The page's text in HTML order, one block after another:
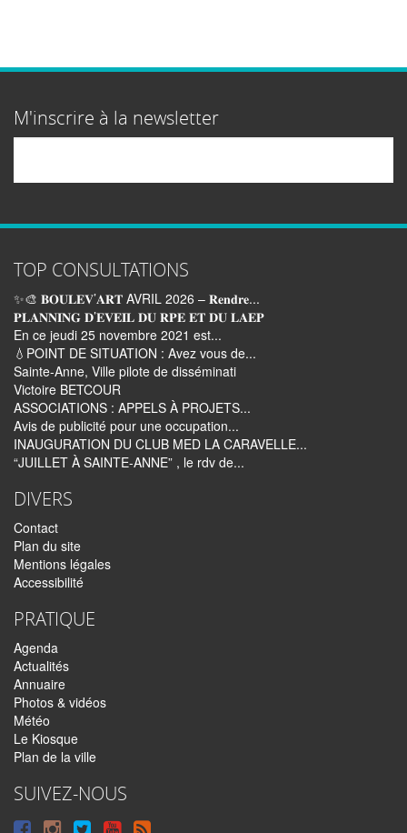
M'inscrire à la newsletter
TOP CONSULTATIONS
✨🎨 𝐁𝐎𝐔𝐋𝐄𝐕’𝐀𝐑𝐓 AVRIL 2026 – 𝐑𝐞𝐧𝐝𝐫𝐞...
𝐏𝐋𝐀𝐍𝐍𝐈𝐍𝐆 𝐃’𝐄𝐕𝐄𝐈𝐋 𝐃𝐔 𝐑𝐏𝐄 𝐄𝐓 𝐃𝐔 𝐋𝐀𝐄𝐏
En ce jeudi 25 novembre 2021 est...
💧POINT DE SITUATION : Avez vous de...
Sainte-Anne, Ville pilote de disséminati
Victoire BETCOUR
ASSOCIATIONS : APPELS À PROJETS...
Avis de publicité pour une occupation...
INAUGURATION DU CLUB MED LA CARAVELLE...
“JUILLET À SAINTE-ANNE” , le rdv de...
DIVERS
Contact
Plan du site
Mentions légales
Accessibilité
PRATIQUE
Agenda
Actualités
Annuaire
Photos & vidéos
Météo
Le Kiosque
Plan de la ville
SUIVEZ-NOUS
SuivreSuivreSuivreSyndiquer